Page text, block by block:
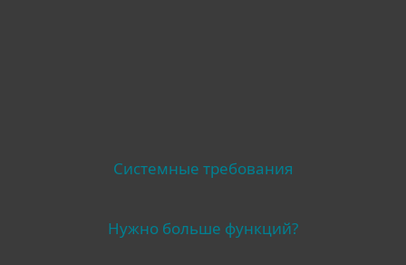
Системные требования
Нужно больше функций?